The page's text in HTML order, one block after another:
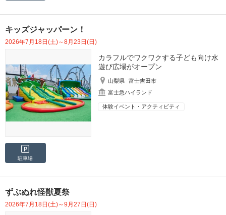
キッズジャッパーン！
2026年7月18日(土)～8月23日(日)
カラフルでワクワクする子ども向け水
遊び広場がオープン
山梨県
富士吉田市
富士急ハイランド
体験イベント・アクティビティ
駐車場
ずぶぬれ怪獣夏祭
2026年7月18日(土)～9月27日(日)